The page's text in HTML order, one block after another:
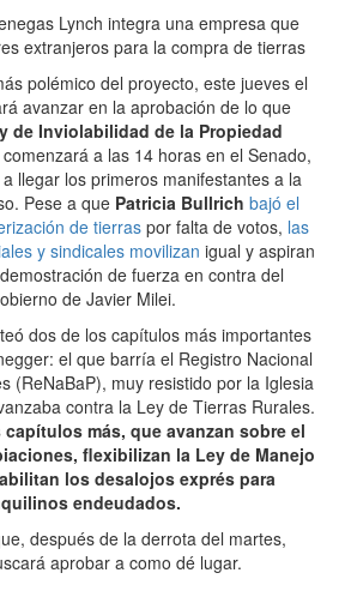
Lynch integra una empresa que
extranjeros para la compra de tierras
polémico del proyecto, este jueves el
avanzar en la aprobación de lo que
de Inviolabilidad de la Propiedad
a las 14 horas en el Senado,
llegar los primeros manifestantes a la
Pese a que Patricia Bullrich bajó el
de tierras por falta de votos, las
y sindicales movilizan igual y aspiran
de fuerza en contra del
de Javier Milei.
dos de los capítulos más importantes
el que barría el Registro Nacional
(ReNaBaP), muy resistido por la Iglesia
contra la Ley de Tierras Rurales.
capítulos más, que avanzan sobre el
flexibilizan la Ley de Manejo
los desalojos exprés para
endeudados.
después de la derrota del martes,
aprobar a como dé lugar.